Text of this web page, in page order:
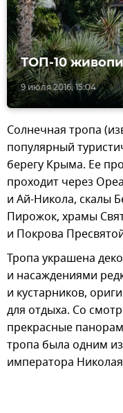
9 июля 2016, 15:04
ТОП-10
Солнечная тропа
популярный
берегу Крыма. Ее
проходит через
и Ай-Никола, скалы
Пирожок, храмы
и Покрова
Тропа украшена
и насаждениями
и кустарников,
для отдыха. Со
прекрасные
тропа была одним
императора